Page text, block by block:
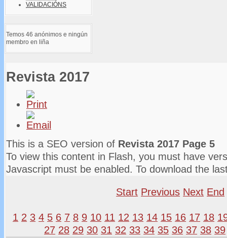
VALIDACIÓNS
Temos 46 anónimos e ningún
membro en liña
Revista 2017
This is a SEO version of Revista 2017 Page 5
To view this content in Flash, you must have
Javascript must be enabled. To download the
Start Previous Next End
1 2 3 4 5 6 7 8 9 10 11 12 13 14 15 16 17 18
27 28 29 30 31 32 33 34 35 36 37 38 39